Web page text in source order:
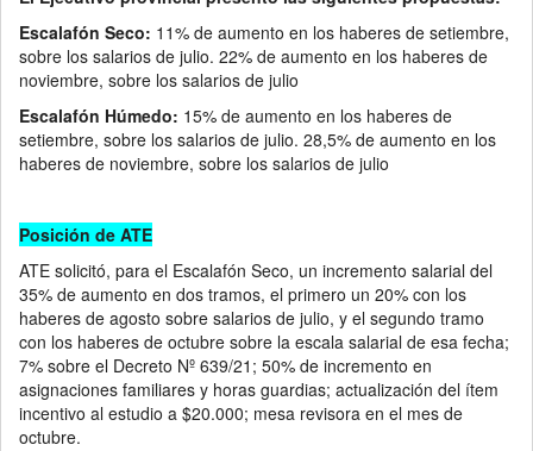
Escalafón Seco: 11% de aumento en los haberes de setiembre,
sobre los salarios de julio. 22% de aumento en los haberes de
noviembre, sobre los salarios de julio
Escalafón Húmedo: 15% de aumento en los haberes de
setiembre, sobre los salarios de julio. 28,5% de aumento en los
haberes de noviembre, sobre los salarios de julio
Posición de ATE
ATE solicitó, para el Escalafón Seco, un incremento salarial del
35% de aumento en dos tramos, el primero un 20% con los
haberes de agosto sobre salarios de julio, y el segundo tramo
con los haberes de octubre sobre la escala salarial de esa fecha;
7% sobre el Decreto Nº 639/21; 50% de incremento en
asignaciones familiares y horas guardias; actualización del ítem
incentivo al estudio a $20.000; mesa revisora en el mes de
octubre.